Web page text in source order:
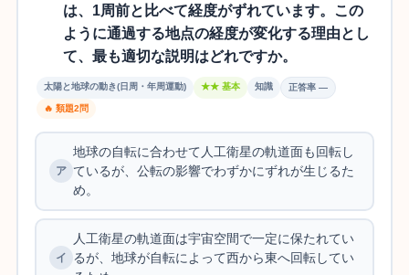
は、1周前と比べて経度がずれています。この
ように通過する地点の経度が変化する理由とし
て、最も適切な説明はどれですか。
太陽と地球の動き(日周・年周運動) ★★ 基本 知識 正答率 —
🔥 類題2問
地球の自転に合わせて人工衛星の軌道面も回転し
ているが、公転の影響でわずかにずれが生じるた
め。
人工衛星の軌道面は宇宙空間で一定に保たれてい
るが、地球が自転によって西から東へ回転してい